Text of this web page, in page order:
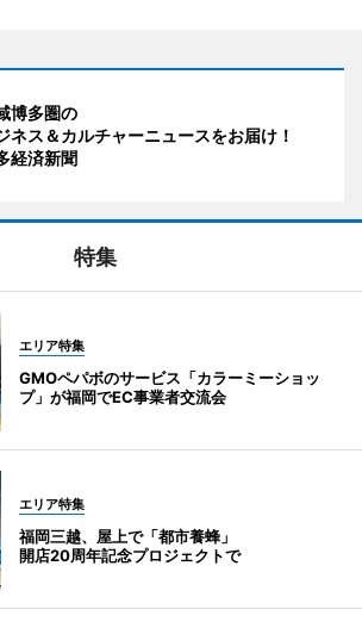
博多圏の
ネス＆カルチャーニュースをお届け！
経済新聞
特集
エリア特集
GMOペパボのサービス「カラーミーショッ
プ」が福岡でEC事業者交流会
エリア特集
福岡三越、屋上で「都市養蜂」
開店20周年記念プロジェクトで